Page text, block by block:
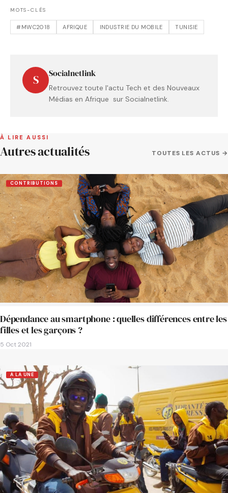
MOTS-CLÉS
#MWC2018 AFRIQUE INDUSTRIE DU MOBILE TUNISIE
S Socialnetlink
Retrouvez toute l'actu Tech et des Nouveaux
Médias en Afrique sur Socialnetlink.
À LIRE AUSSI
Autres actualités TOUTES LES ACTUS →
CONTRIBUTIONS
Dépendance au smartphone : quelles différences entre les
filles et les garçons ?
5 Oct 2021
A LA UNE